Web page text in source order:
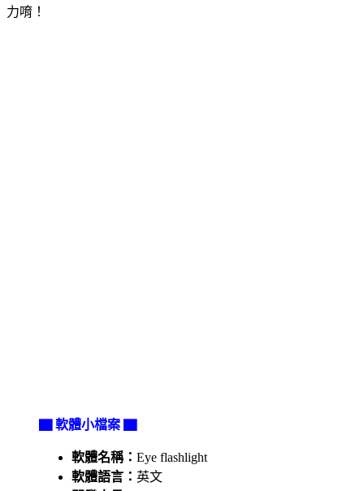
力唷！
▇ 軟體小檔案 ▇
軟體名稱： Eye flashlight
軟體語言： 英文